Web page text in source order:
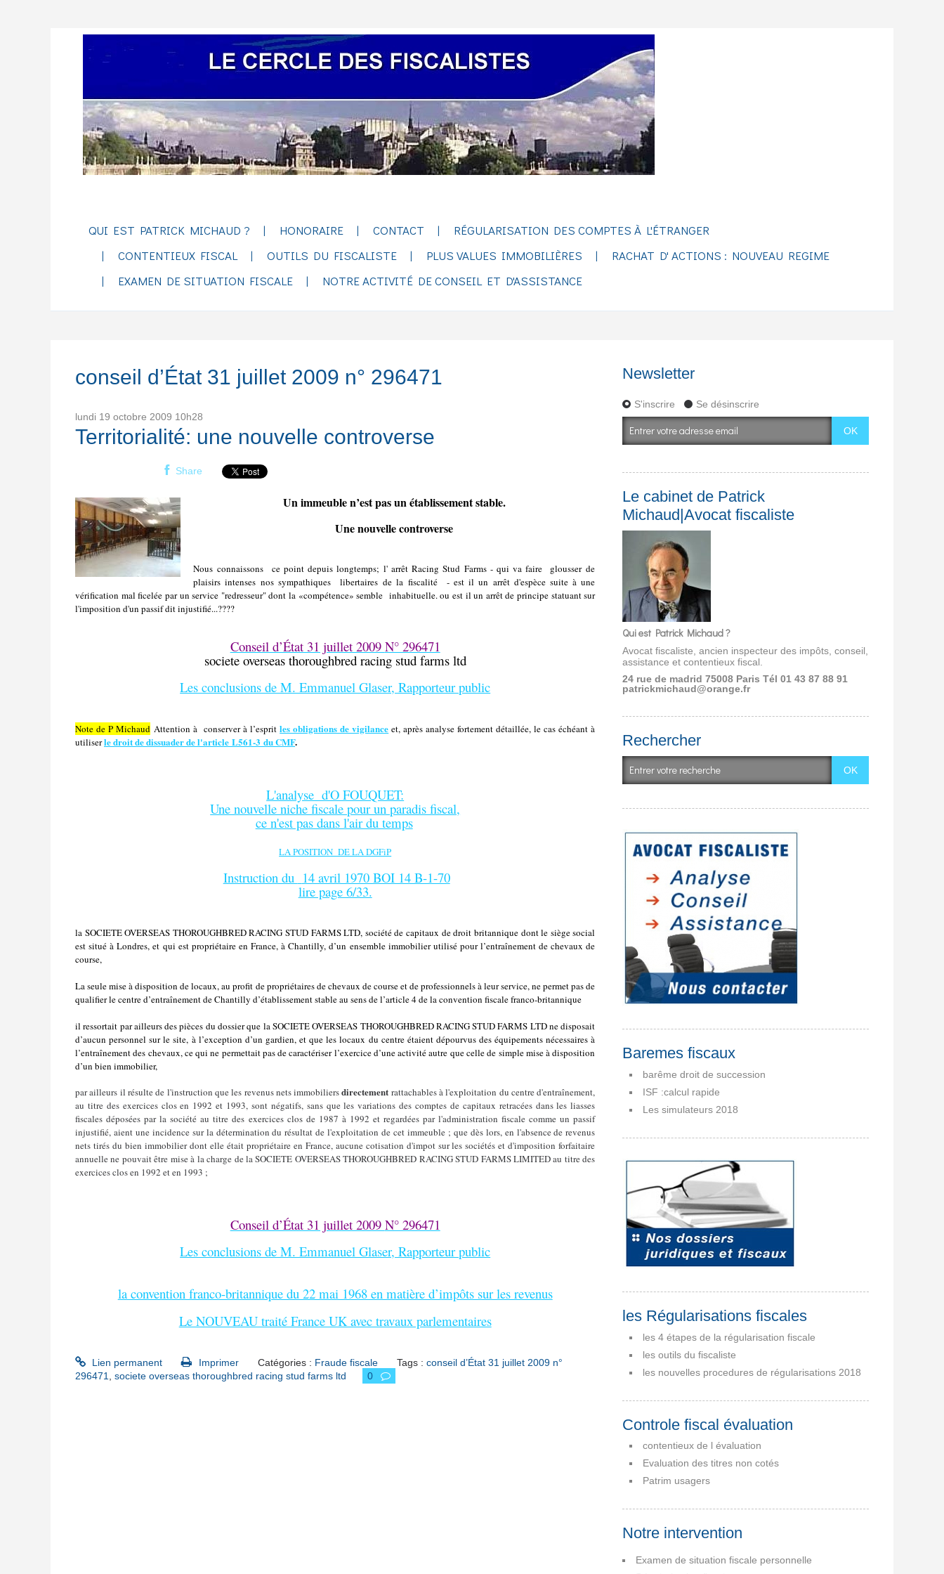
QUI EST PATRICK MICHAUD ? HONORAIRE CONTACT
RÉGULARISATION DES COMPTES À L'ÉTRANGER
CONTENTIEUX FISCAL
OUTILS DU FISCALISTE PLUS VALUES IMMOBILIÈRES
RACHAT D' ACTIONS : NOUVEAU REGIME
EXAMEN DE SITUATION FISCALE
NOTRE ACTIVITÉ DE CONSEIL ET D'ASSISTANCE
conseil d’État 31 juillet 2009 n° 296471
lundi 19 octobre 2009 10h28
Territorialité: une nouvelle controverse
Share
Un immeuble n’est pas un établissement stable.
Une nouvelle controverse
Nous connaissons ce point depuis longtemps; l' arrêt Racing Stud Farms - qui va faire glousser de
plaisirs intenses nos sympathiques libertaires de la fiscalité - est il un arrêt d'espèce suite à une
vérification mal ficelée par un service "redresseur" dont la «compétence» semble inhabituelle. ou est il un arrêt de principe statuant sur
l'imposition d'un passif dit injustifié...????
Conseil d’État 31 juillet 2009 N° 296471
societe overseas thoroughbred racing stud farms ltd
Les conclusions de M. Emmanuel Glaser, Rapporteur public
Note de P Michaud Attention à conserver à l’espritles obligations de vigilance et, après analyse fortement détaillée,le cas échéant à
utiliserle droit de dissuader de l'article L561-3 du CMF.
L'analyse d'O FOUQUET:
Une nouvelle niche fiscale pour un paradis fiscal,
ce n'est pas dans l'air du temps
LA POSITION DE LA DGFiP
Instruction du 14 avril 1970 BOI 14 B-1-70
lire page 6/33.
la SOCIETE OVERSEAS THOROUGHBRED RACING STUD FARMS LTD, société de capitaux de droit britannique dont le siège social
est situé à Londres, et qui est propriétaire en France, à Chantilly, d’un ensemble immobilier utilisé pour l’entraînement de chevaux de
course,
La seule mise à disposition de locaux, au profit de propriétaires de chevaux de course et de professionnels à leur service, ne permet pas de
qualifier le centre d’entraînement de Chantilly d’établissement stable au sens de l’article 4 de la convention fiscale franco-britannique
il ressortait par ailleurs des pièces du dossier que la SOCIETE OVERSEAS THOROUGHBRED RACING STUD FARMS LTD ne disposait
d’aucun personnel sur le site, à l’exception d’un gardien, et que les locaux du centre étaient dépourvus des équipements nécessaires à
l’entraînement des chevaux, ce qui ne permettait pas de caractériser l’exercice d’une activité autre que celle de simple mise à disposition
d’un bien immobilier,
par ailleurs il résulte de l'instruction que les revenus nets immobiliersdirectement rattachables à l'exploitation du centre d'entraînement,
au titre des exercices clos en 1992 et 1993, sont négatifs, sans que les variations des comptes de capitaux retracées dans les liasses
fiscales déposées par la société au titre des exercices clos de 1987 à 1992 et regardées par l'administration fiscale comme un passif
injustifié, aient une incidence sur la détermination du résultat de l'exploitation de cet immeuble ; que dès lors, en l'absence de revenus
nets tirés du bien immobilier dont elle était propriétaire en France, aucune cotisation d'impot sur les sociétés et d'imposition forfaitaire
annuelle ne pouvait être mise à la charge de la SOCIETE OVERSEAS THOROUGHBRED RACING STUD FARMS LIMITED au titre des
exercices clos en 1992 et en 1993 ;
Conseil d’État 31 juillet 2009 N° 296471
Les conclusions de M. Emmanuel Glaser, Rapporteur public
la convention franco-britannique du 22 mai 1968 en matière d’impôts sur les revenus
Le NOUVEAU traité France UK avec travaux parlementaires
Lien permanent Imprimer Catégories : Fraude fiscale Tags :conseil d’État 31 juillet 2009 n°
296471
societe overseas thoroughbred racing stud farms ltd 0
Newsletter
S'inscrire Se désinscrire
Le cabinet de Patrick
Michaud|Avocat fiscaliste
Qui est Patrick Michaud ?
Avocat fiscaliste, ancien inspecteur des impôts, conseil,
assistance et contentieux fiscal.
24 rue de madrid 75008 ParisTél 01 43 87 88 91
patrickmichaud@orange.fr
Rechercher
Baremes fiscaux
barême droit de succession
ISF :calcul rapide
Les simulateurs 2018
les Régularisations fiscales
les 4 étapes de la régularisation fiscale
les outils du fiscaliste
les nouvelles procedures de régularisations 2018
Controle fiscal évaluation
contentieux de l évaluation
Evaluation des titres non cotés
Patrim usagers
Notre intervention
Examen de situation fiscale personnelle